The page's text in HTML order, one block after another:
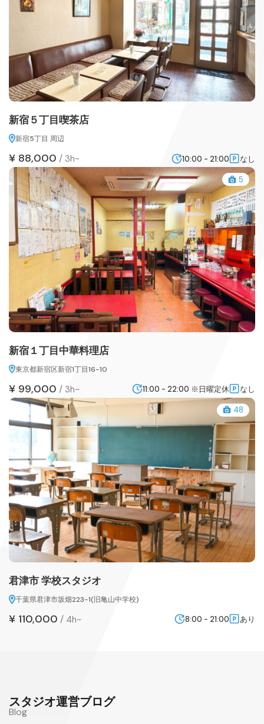
新宿５丁目喫茶店
新宿5丁目 周辺
¥ 88,000 / 3h~ 10:00 - 21:00 なし
5
新宿１丁目中華料理店
東京都新宿区新宿1丁目16-10
¥ 99,000 / 3h~ 11:00 - 22:00 ※日曜定休 なし
48
君津市 学校スタジオ
千葉県君津市坂畑223-1(旧亀山中学校)
¥ 110,000 / 4h~ 8:00 - 21:00 あり
スタジオ運営ブログ
Blog